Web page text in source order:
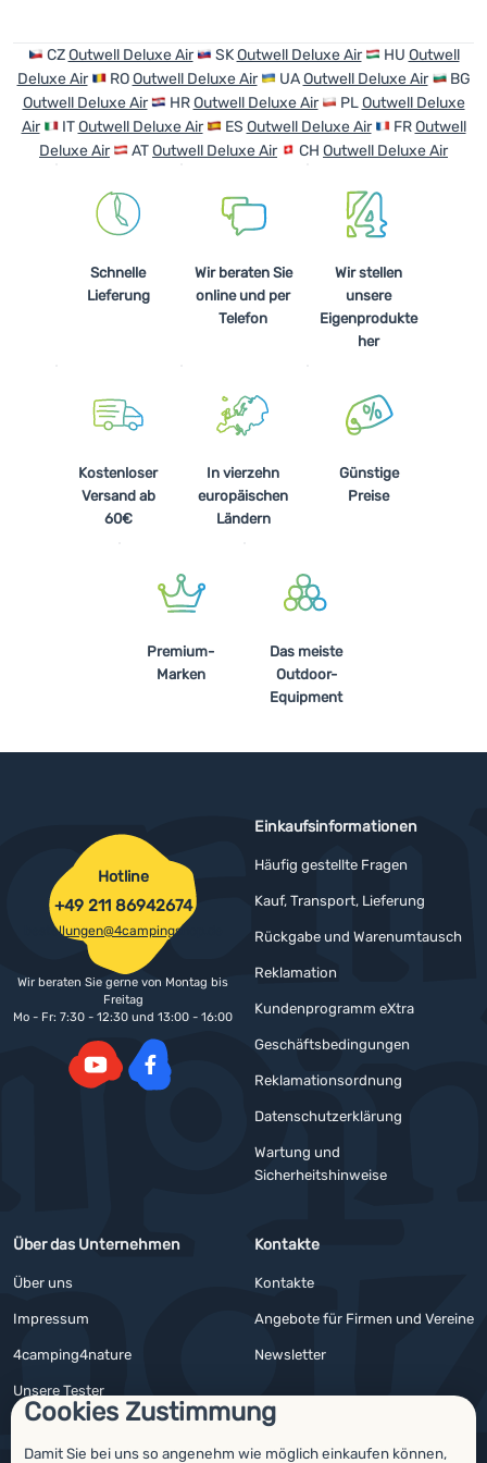
Cookies Zustimmung
Damit Sie bei uns so angenehm wie möglich einkaufen können,
Anmelden /
Registrieren
CZOutwell Deluxe Air SKOutwell Deluxe Air HU Outwell
Deluxe Air
ROOutwell Deluxe Air UAOutwell Deluxe Air
BG
Outwell Deluxe Air
HROutwell Deluxe Air PLOutwell Deluxe
Air
ITOutwell Deluxe Air ES Outwell Deluxe Air FROutwell
Deluxe Air
ATOutwell Deluxe Air CH Outwell Deluxe Air
Schnelle
Lieferung
Wir beraten Sie
online und per
Telefon
Wir stellen
unsere
Eigenprodukte
her
Kostenloser
Versand ab
60€
In vierzehn
europäischen
Ländern
Günstige
Preise
Premium-
Marken
Das meiste
Outdoor-
Equipment
Einkaufsinformationen
Häufig gestellte Fragen
Kauf, Transport, Lieferung
Rückgabe und Warenumtausch
Reklamation
Kundenprogramm eXtra
Geschäftsbedingungen
Reklamationsordnung
Datenschutzerklärung
Wartung und
Sicherheitshinweise
Über das Unternehmen
Über uns
Impressum
4camping4nature
Unsere Tester
Kontakte
Kontakte
Angebote für Firmen und Vereine
Newsletter
Hotline
+49 211 86942674
bestellungen@4campingshop.de
Wir beraten Sie gerne von Montag bis
Freitag
Mo - Fr: 7:30 - 12:30 und 13:00 - 16:00